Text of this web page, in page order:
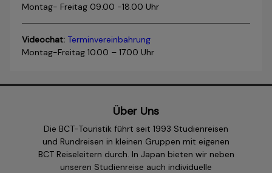
Montag- Freitag 09.00 -18.00 Uhr
Videochat: Terminvereinbahrung
Montag-Freitag 10.00 – 17.00 Uhr
Über Uns
Die BCT-Touristik führt seit 1993 Studienreisen
und Rundreisen in kleinen Gruppen mit eigenen
BCT Reiseleitern durch. In Japan bieten wir neben
unseren Studienreise auch individuelle